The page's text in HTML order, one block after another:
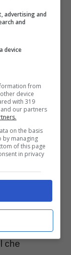
così forte
frattura
Quindi è
e a
la
sinistro
come
un
collo in ogni
dello
che
advertising and
and
device
from
device
with 319
our partners
on the basis
by managing
of this page
in privacy